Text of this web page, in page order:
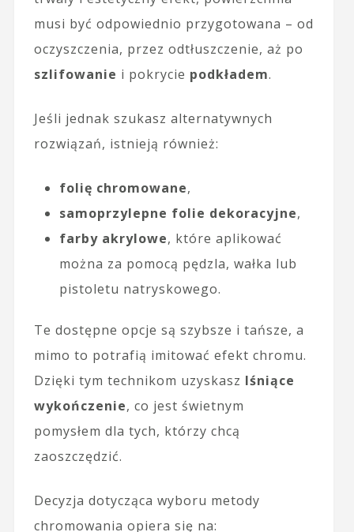
musi być odpowiednio przygotowana – od
oczyszczenia, przez odtłuszczenie, aż po
szlifowanie i pokrycie podkładem.
Jeśli jednak szukasz alternatywnych
rozwiązań, istnieją również:
folię chromowane,
samoprzylepne folie dekoracyjne,
farby akrylowe, które aplikować
można za pomocą pędzla, wałka lub
pistoletu natryskowego.
Te dostępne opcje są szybsze i tańsze, a
mimo to potrafią imitować efekt chromu.
Dzięki tym technikom uzyskasz lśniące
wykończenie, co jest świetnym
pomysłem dla tych, którzy chcą
zaoszczędzić.
Decyzja dotycząca wyboru metody
chromowania opiera się na: